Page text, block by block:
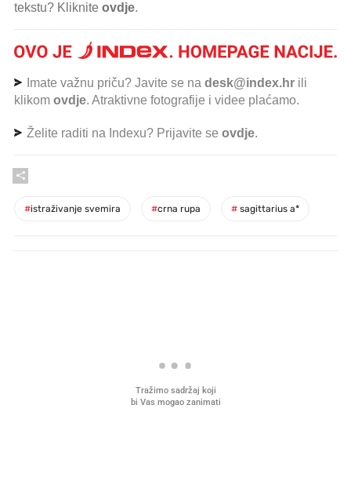
tekstu? Kliknite ovdje.
Imate važnu priču? Javite se na desk@index.hr ili
klikom ovdje. Atraktivne fotografije i videe plaćamo.
Želite raditi na Indexu? Prijavite se ovdje.
#istraživanje svemira #crna rupa # sagittarius a*